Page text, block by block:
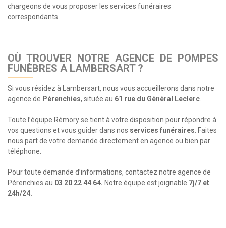
chargeons de vous proposer les services funéraires
correspondants.
OÙ TROUVER NOTRE AGENCE DE POMPES
FUNÈBRES A LAMBERSART ?
Si vous résidez à Lambersart, nous vous accueillerons dans notre
agence de Pérenchies, située au 61 rue du Général Leclerc
Toute l’équipe Rémory se tient à votre disposition pour répondre à
vos questions et vous guider dans nos services funéraires . Faites
nous part de votre demande directement en agence ou bien par
téléphone.
Pour toute demande d’informations, contactez notre agence de
Pérenchies au 03 20 22 44 64. Notre équipe est joignable 7j/7 et
24h/24.